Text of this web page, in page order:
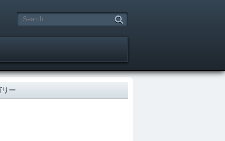
リー